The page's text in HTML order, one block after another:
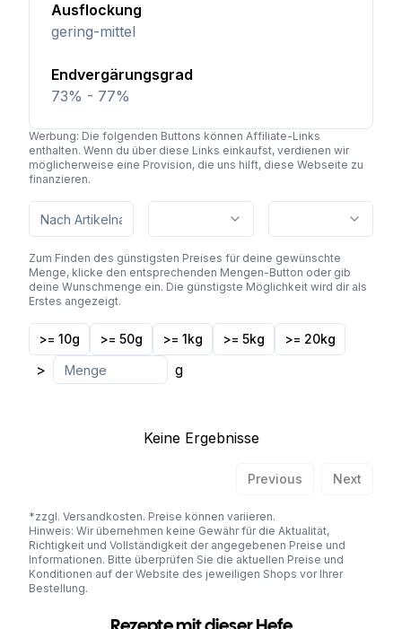
Ausflockung
gering-mittel
Endvergärungsgrad
73% - 77%
Werbung: Die folgenden Buttons können Affiliate-Links
enthalten. Wenn du über diese Links einkaufst, verdienen wir
möglicherweise eine Provision, die uns hilft, diese Webseite zu
finanzieren.
Zum Finden des günstigsten Preises für deine gewünschte
Menge, klicke den entsprechenden Mengen-Button oder gib
deine Wunschmenge ein. Die günstigste Möglichkeit wird dir als
Erstes angezeigt.
>= 10g >= 50g >= 1kg >= 5kg >= 20kg
> g
Keine Ergebnisse
Previous Next
*zzgl. Versandkosten. Preise können variieren.
Hinweis: Wir übernehmen keine Gewähr für die Aktualität,
Richtigkeit und Vollständigkeit der angegebenen Preise und
Informationen. Bitte überprüfen Sie die aktuellen Preise und
Konditionen auf der Website des jeweiligen Shops vor Ihrer
Bestellung.